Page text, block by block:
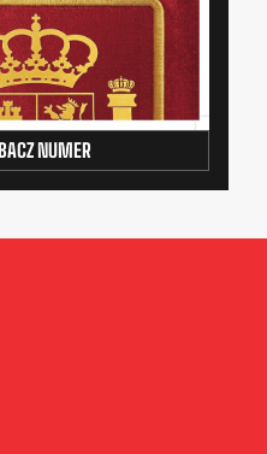
NUMER